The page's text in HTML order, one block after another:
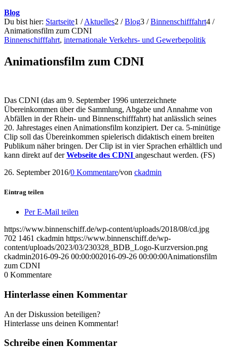
Blog
Du bist hier: Startseite1 / Aktuelles2 / Blog3 / Binnenschifffahrt4 /
Animationsfilm zum CDNI
Binnenschifffahrt, internationale Verkehrs- und Gewerbepolitik
Animationsfilm zum CDNI
Das CDNI (das am 9. September 1996 unterzeichnete
Übereinkommen über die Sammlung, Abgabe und Annahme von
Abfällen in der Rhein- und Binnenschifffahrt) hat anlässlich seines
20. Jahrestages einen Animationsfilm konzipiert. Der ca. 5-minütige
Clip soll das Übereinkommen spielerisch didaktisch einem breiten
Publikum näher bringen. Der Clip ist in vier Sprachen erhältlich und
kann direkt auf derWebseite des CDNI angeschaut werden. (FS)
26. September 2016/0 Kommentare/von ckadmin
Eintrag teilen
Per E-Mail teilen
https://www.binnenschiff.de/wp-content/uploads/2018/08/cd.jpg
702 1461 ckadmin https://www.binnenschiff.de/wp-
content/uploads/2023/03/230328_BDB_Logo-Kurzversion.png
ckadmin2016-09-26 00:00:002016-09-26 00:00:00Animationsfilm
zum CDNI
0 Kommentare
Hinterlasse einen Kommentar
An der Diskussion beteiligen?
Hinterlasse uns deinen Kommentar!
Schreibe einen Kommentar